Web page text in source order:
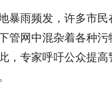
雨频发，许多市民
管网中混杂着各种
，专家呼吁公众提